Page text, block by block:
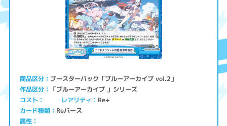
商品区分 ブースターパック「ブルーアーカイブ vol.2」
作品区分 「ブルーアーカイブ 」シリーズ
コスト レアリティ Re+
カード種類 Reバース
属性